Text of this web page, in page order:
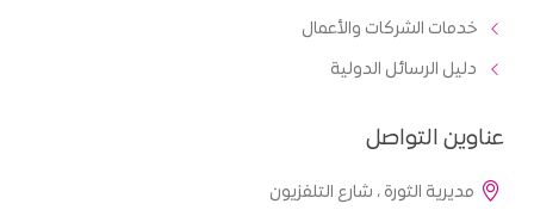
خدمات الشركات والأعمال
دليل الرسائل الدولية
عناوين التواصل
مديرية الثورة ، شارع التلفزيون